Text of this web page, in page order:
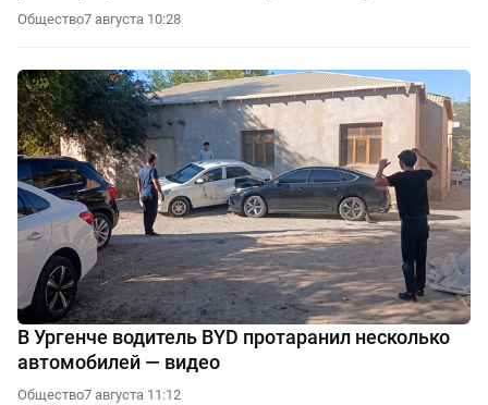
Общество7 августа 10:28
В Ургенче водитель BYD протаранил несколько
автомобилей — видео
Общество7 августа 11:12